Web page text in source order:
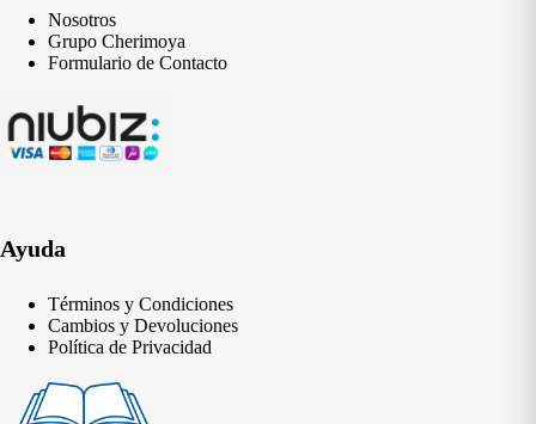
Nosotros
Grupo Cherimoya
Formulario de Contacto
Ayuda
Términos y Condiciones
Cambios y Devoluciones
Política de Privacidad